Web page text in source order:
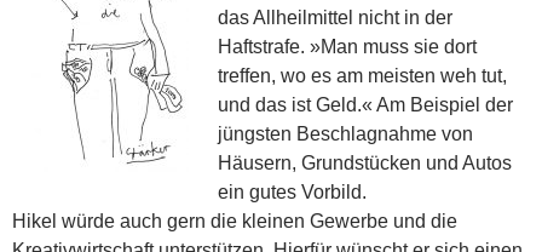
das Allheilmittel nicht in der
Haftstrafe. »Man muss sie dort
treffen, wo es am meisten weh tut,
und das ist Geld.« Am Beispiel der
jüngsten Beschlagnahme von
Häusern, Grundstücken und Autos
ein gutes Vorbild.
Hikel würde auch gern die kleinen Gewerbe und die